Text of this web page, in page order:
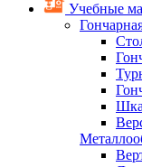
Учебные